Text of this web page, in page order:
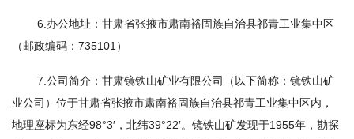
6.办公地址：甘肃省张掖市肃南裕固族自治县祁青工业集中区
（邮政编码：735101）
7.公司简介：甘肃镜铁山矿业有限公司（以下简称：镜铁山矿
业公司）位于甘肃省张掖市肃南裕固族自治县祁青工业集中区内，
地理座标为东经98°3′，北纬39°22′。镜铁山矿发现于1955年，勘探